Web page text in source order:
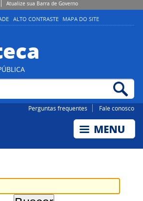
Atualize sua Barra de Governo
ALTO CONTRASTE MAPA DO SITE
Perguntas frequentes Fale conosco